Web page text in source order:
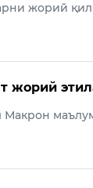
жорий
жорий
Макрон